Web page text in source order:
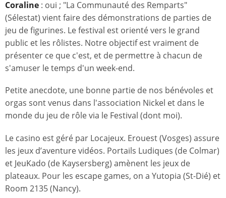
Coraline : oui ; "La Communauté des Remparts"
(Sélestat) vient faire des démonstrations de parties de
jeu de figurines. Le festival est orienté vers le grand
public et les rôlistes. Notre objectif est vraiment de
présenter ce que c'est, et de permettre à chacun de
s'amuser le temps d'un week-end.
Petite anecdote, une bonne partie de nos bénévoles et
orgas sont venus dans l'association Nickel et dans le
monde du jeu de rôle via le Festival (dont moi).
Le casino est géré par Locajeux. Erouest (Vosges) assure
les jeux d’aventure vidéos. Portails Ludiques (de Colmar)
et JeuKado (de Kaysersberg) amènent les jeux de
plateaux. Pour les escape games, on a Yutopia (St-Dié) et
Room 2135 (Nancy).